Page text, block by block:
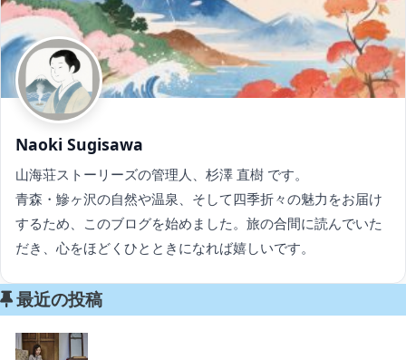
Naoki Sugisawa
山海荘ストーリーズの管理人、杉澤 直樹 です。
青森・鰺ヶ沢の自然や温泉、そして四季折々の魅力をお届け
するため、このブログを始めました。旅の合間に読んでいた
だき、心をほどくひとときになれば嬉しいです。
最近の投稿